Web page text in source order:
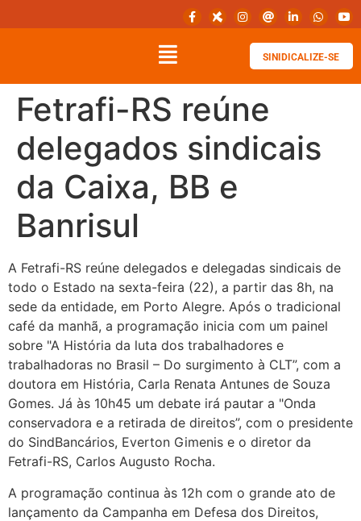
SINIDICALIZE-SE
Fetrafi-RS reúne
delegados sindicais
da Caixa, BB e
Banrisul
A Fetrafi-RS reúne delegados e delegadas sindicais de
todo o Estado na sexta-feira (22), a partir das 8h, na
sede da entidade, em Porto Alegre. Após o tradicional
café da manhã, a programação inicia com um painel
sobre "A História da luta dos trabalhadores e
trabalhadoras no Brasil – Do surgimento à CLT”, com a
doutora em História, Carla Renata Antunes de Souza
Gomes. Já às 10h45 um debate irá pautar a "Onda
conservadora e a retirada de direitos”, com o presidente
do SindBancários, Everton Gimenis e o diretor da
Fetrafi-RS, Carlos Augusto Rocha.
A programação continua às 12h com o grande ato de
lançamento da Campanha em Defesa dos Direitos,